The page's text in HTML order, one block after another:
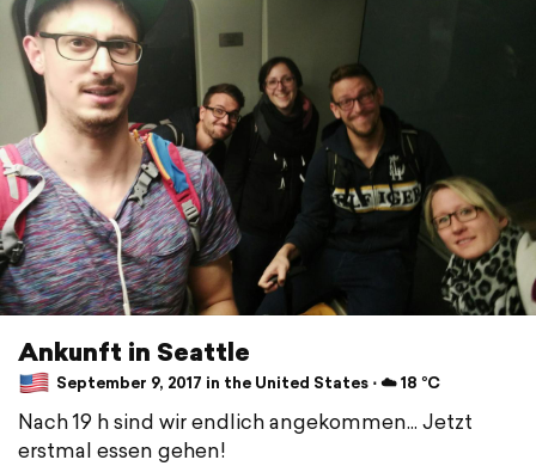
Ankunft in Seattle
September 9, 2017 in the United States ⋅ ☁️ 18 °C
Nach 19 h sind wir endlich angekommen... Jetzt
erstmal essen gehen!